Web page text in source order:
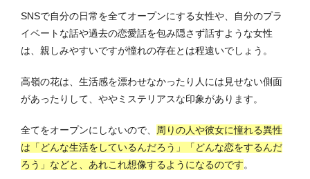
SNSで自分の日常を全てオープンにする女性や、自分のプラ
イベートな話や過去の恋愛話を包み隠さず話すような女性
は、親しみやすいですが憧れの存在とは程遠いでしょう。
高嶺の花は、生活感を漂わせなかったり人には見せない側面
があったりして、ややミステリアスな印象があります。
全てをオープンにしないので、 周りの人や彼女に憧れる異性
は「どんな生活をしているんだろう」「どんな恋をするんだ
ろう」などと、あれこれ想像するようになるのです。